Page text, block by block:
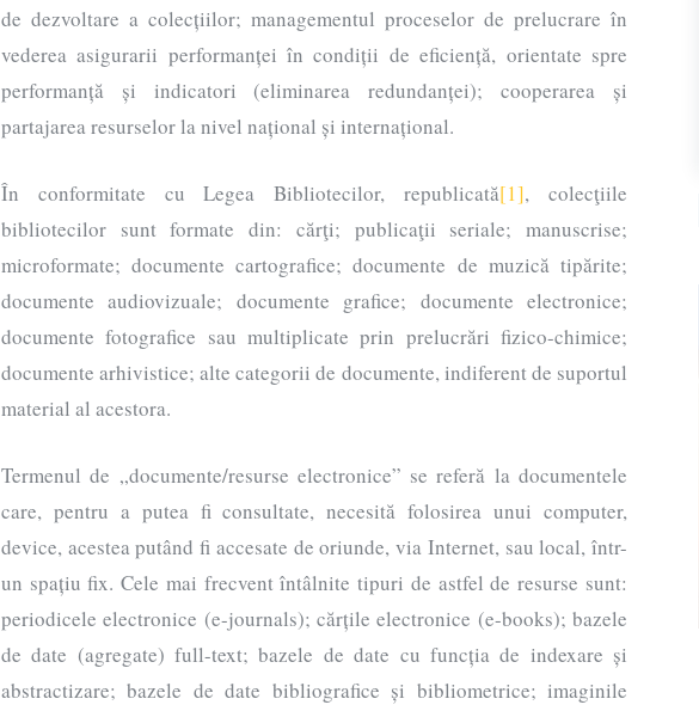
de dezvoltare a colecțiilor; managementul proceselor de prelucrare în
vederea asigurarii performanței în condiții de eficiență, orientate spre
performanță și indicatori (eliminarea redundanței); cooperarea și
partajarea resurselor la nivel național și internațional.
În conformitate cu Legea Bibliotecilor, republicată[1], colecţiile
bibliotecilor sunt formate din: cărţi; publicaţii seriale; manuscrise;
microformate; documente cartografice; documente de muzică tipărite;
documente audiovizuale; documente grafice; documente electronice;
documente fotografice sau multiplicate prin prelucrări fizico-chimice;
documente arhivistice; alte categorii de documente, indiferent de suportul
material al acestora.
Termenul de „documente/resurse electronice” se referă la documentele
care, pentru a putea fi consultate, necesită folosirea unui computer,
device, acestea putând fi accesate de oriunde, via Internet, sau local, într-
un spațiu fix. Cele mai frecvent întâlnite tipuri de astfel de resurse sunt:
periodicele electronice (e-journals); cărțile electronice (e-books); bazele
de date (agregate) full-text; bazele de date cu funcția de indexare și
abstractizare; bazele de date bibliografice și bibliometrice; imaginile